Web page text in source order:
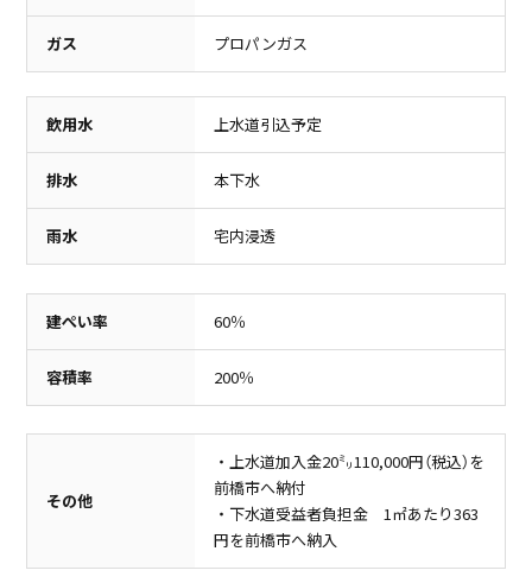
ガス プロパンガス
飲用水 上水道引込予定
排水 本下水
雨水 宅内浸透
建ぺい率 60％
容積率 200％
その他
・上水道加入金20㍉110,000円（税込）を
前橋市へ納付
・下水道受益者負担金 1㎡あたり363
円を前橋市へ納入
ガーデン前橋
1,200m（徒歩15分）
その他